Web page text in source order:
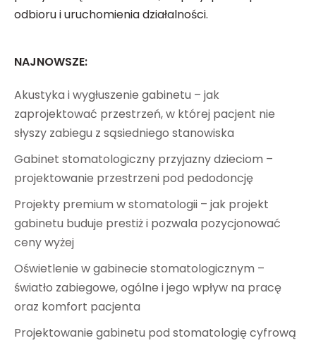
odbioru i uruchomienia działalności.
NAJNOWSZE:
Akustyka i wygłuszenie gabinetu – jak
zaprojektować przestrzeń, w której pacjent nie
słyszy zabiegu z sąsiedniego stanowiska
Gabinet stomatologiczny przyjazny dzieciom –
projektowanie przestrzeni pod pedodoncję
Projekty premium w stomatologii – jak projekt
gabinetu buduje prestiż i pozwala pozycjonować
ceny wyżej
Oświetlenie w gabinecie stomatologicznym –
światło zabiegowe, ogólne i jego wpływ na pracę
oraz komfort pacjenta
Projektowanie gabinetu pod stomatologię cyfrową